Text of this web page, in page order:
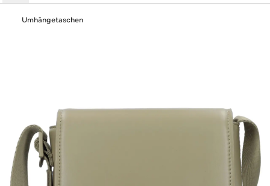
Umhängetaschen